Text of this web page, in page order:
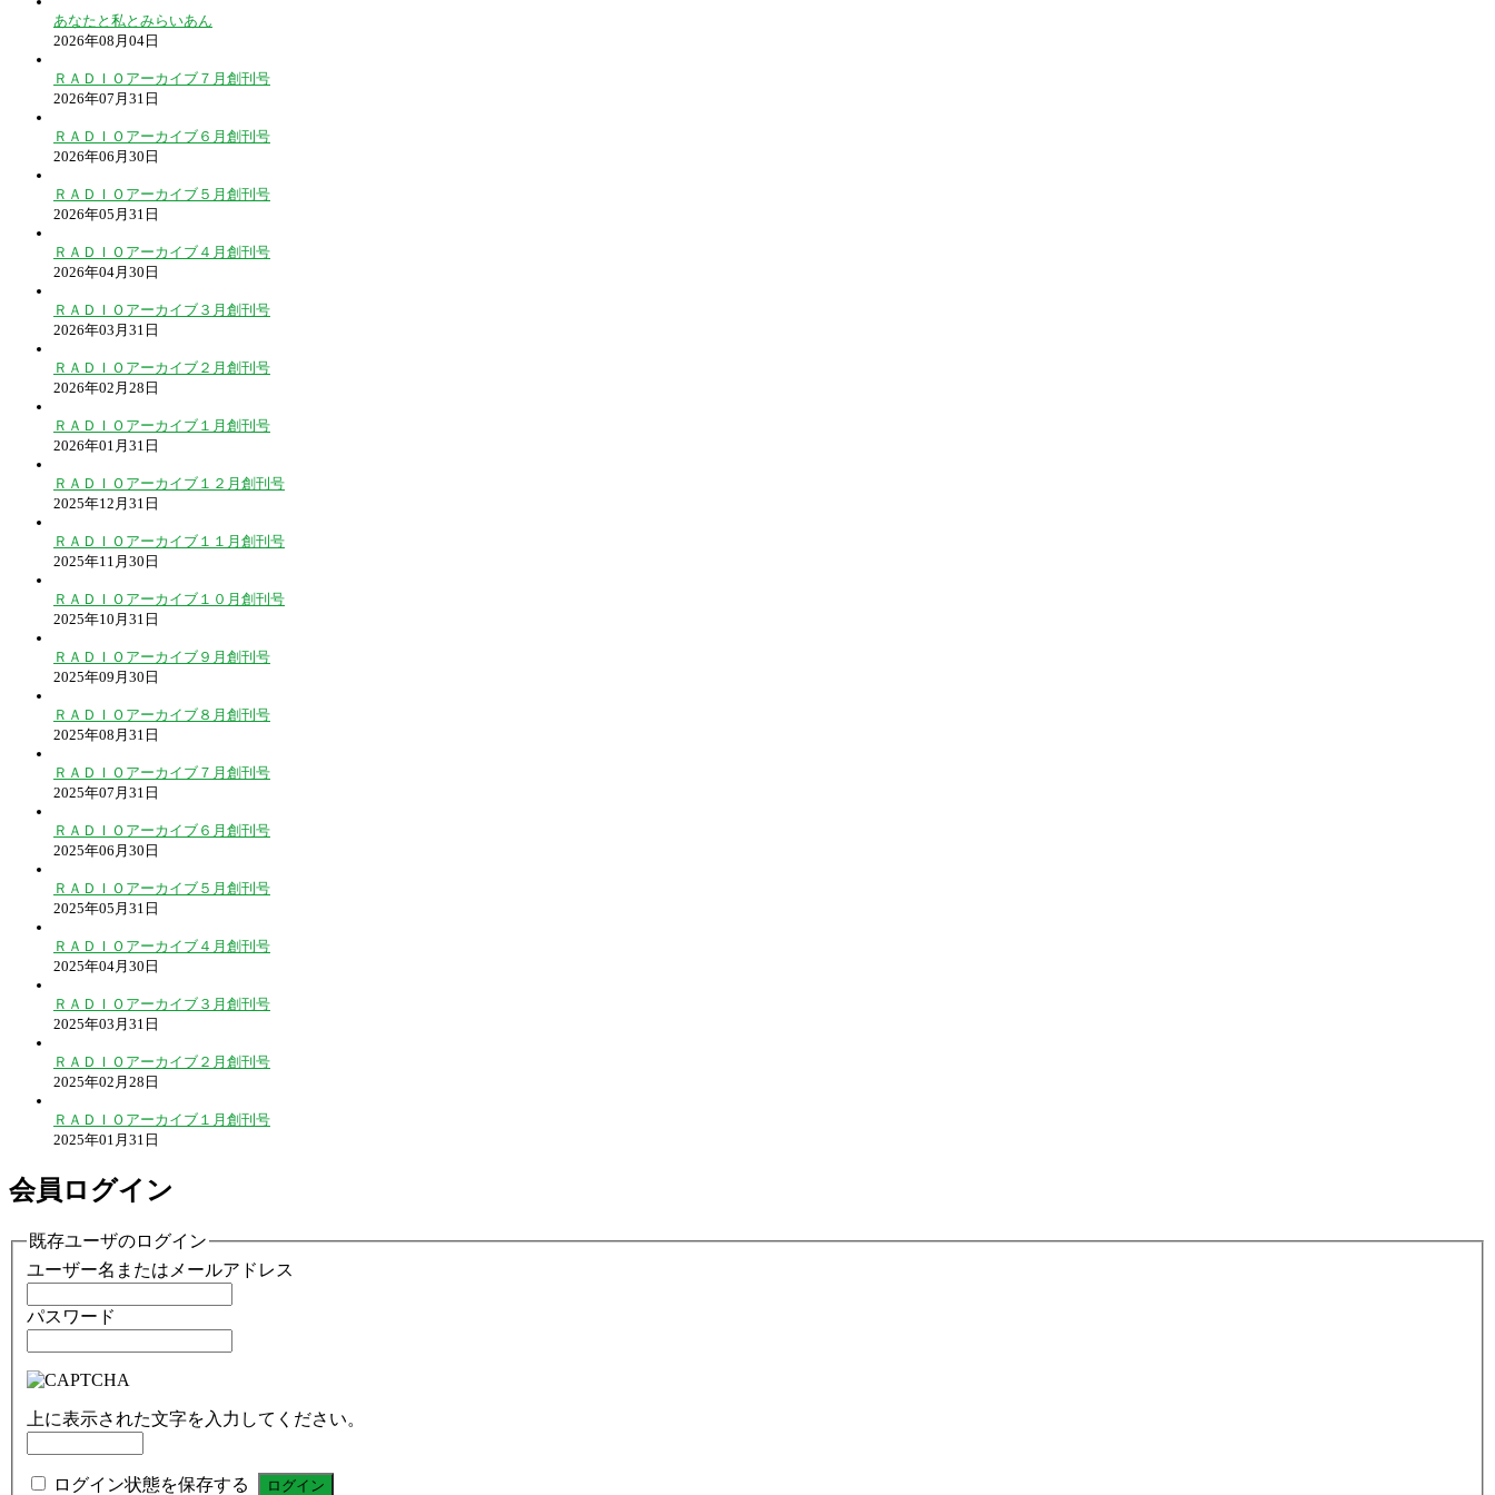
あなたと私とみらいあん
2026年08月04日
ＲＡＤＩＯアーカイブ７月創刊号
2026年07月31日
ＲＡＤＩＯアーカイブ６月創刊号
2026年06月30日
ＲＡＤＩＯアーカイブ５月創刊号
2026年05月31日
ＲＡＤＩＯアーカイブ４月創刊号
2026年04月30日
ＲＡＤＩＯアーカイブ３月創刊号
2026年03月31日
ＲＡＤＩＯアーカイブ２月創刊号
2026年02月28日
ＲＡＤＩＯアーカイブ１月創刊号
2026年01月31日
ＲＡＤＩＯアーカイブ１２月創刊号
2025年12月31日
ＲＡＤＩＯアーカイブ１１月創刊号
2025年11月30日
ＲＡＤＩＯアーカイブ１０月創刊号
2025年10月31日
ＲＡＤＩＯアーカイブ９月創刊号
2025年09月30日
ＲＡＤＩＯアーカイブ８月創刊号
2025年08月31日
ＲＡＤＩＯアーカイブ７月創刊号
2025年07月31日
ＲＡＤＩＯアーカイブ６月創刊号
2025年06月30日
ＲＡＤＩＯアーカイブ５月創刊号
2025年05月31日
ＲＡＤＩＯアーカイブ４月創刊号
2025年04月30日
ＲＡＤＩＯアーカイブ３月創刊号
2025年03月31日
ＲＡＤＩＯアーカイブ２月創刊号
2025年02月28日
ＲＡＤＩＯアーカイブ１月創刊号
2025年01月31日
会員ログイン
既存ユーザのログイン
ユーザー名またはメールアドレス
パスワード
上に表示された文字を入力してください。
ログイン状態を保存する